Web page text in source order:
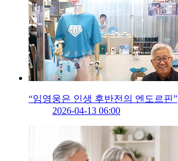
“임영웅은 인생 후반전의 엔도르핀”
2026-04-13 06:00